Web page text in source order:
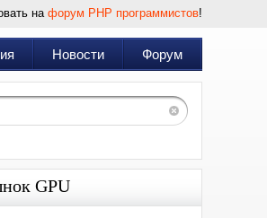
на форум PHP программистов!
Новости Форум
GPU